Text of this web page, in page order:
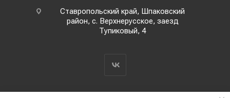
Ставропольский край, Шпаковский
район, с. Верхнерусское, заезд
Тупиковый, 4